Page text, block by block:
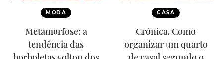
MODA
Metamorfose: a
tendência das
CASA
Crónica. Como
organizar um quarto